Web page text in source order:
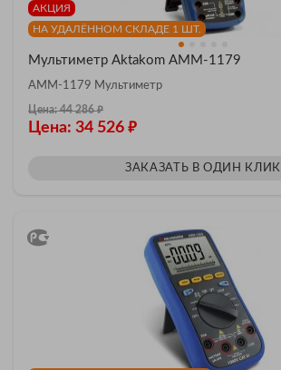
АКЦИЯ
НА УДАЛЁННОМ СКЛАДЕ 1 ШТ.
Мультиметр Aktakom АММ-1179
АММ-1179 Мультиметр
Цена: 44 286₽
Цена: 34 526 ₽
ЗАКАЗАТЬ В ОДИН КЛИК